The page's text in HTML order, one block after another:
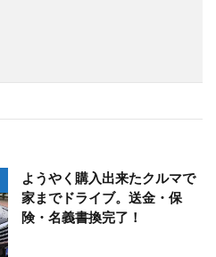
ようやく購入出来たクルマで
家までドライブ。送金・保
険・名義書換完了！